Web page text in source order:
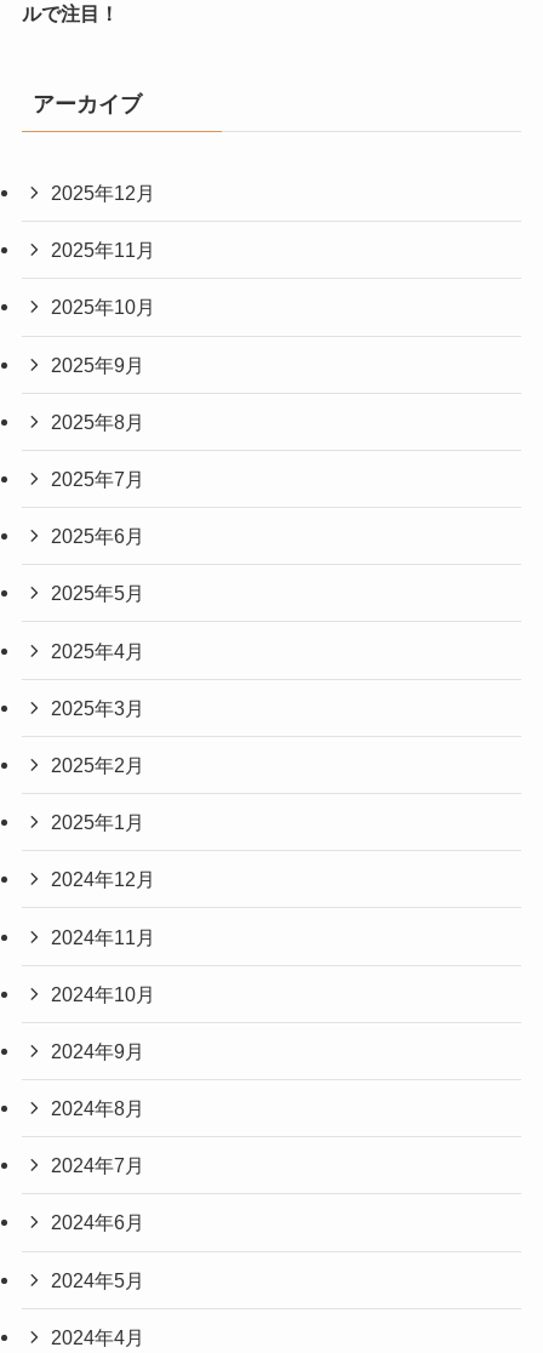
ルで注目！
アーカイブ
2025年12月
2025年11月
2025年10月
2025年9月
2025年8月
2025年7月
2025年6月
2025年5月
2025年4月
2025年3月
2025年2月
2025年1月
2024年12月
2024年11月
2024年10月
2024年9月
2024年8月
2024年7月
2024年6月
2024年5月
2024年4月